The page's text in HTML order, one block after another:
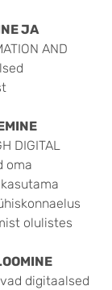
JA
AND
DIGITAL
oma
olulistes
digitaalsed